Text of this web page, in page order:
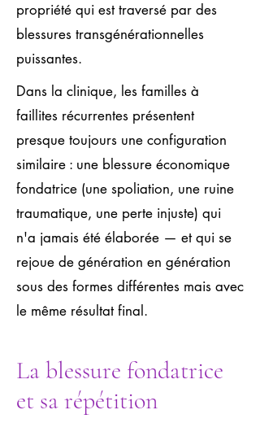
propriété qui est traversé par des
blessures transgénérationnelles
puissantes.
Dans la clinique, les familles à
faillites récurrentes présentent
presque toujours une configuration
similaire : une blessure économique
fondatrice (une spoliation, une ruine
traumatique, une perte injuste) qui
n'a jamais été élaborée — et qui se
rejoue de génération en génération
sous des formes différentes mais avec
le même résultat final.
La blessure fondatrice
et sa répétition